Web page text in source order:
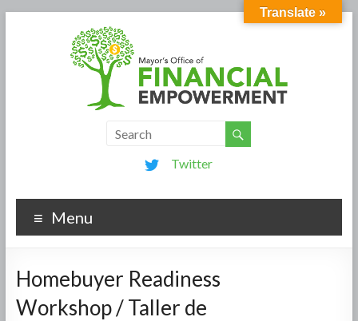
Twitter
Menu
Homebuyer Readiness
Workshop / Taller de
Translate »